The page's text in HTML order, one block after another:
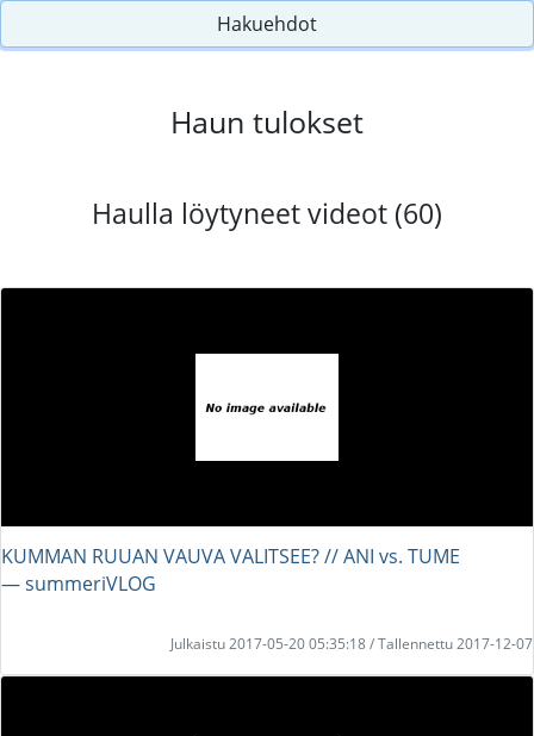
Hakuehdot
Haun tulokset
Haulla löytyneet videot (60)
KUMMAN RUUAN VAUVA VALITSEE? // ANI vs. TUME
― summeriVLOG
Julkaistu 2017-05-20 05:35:18 / Tallennettu 2017-12-07